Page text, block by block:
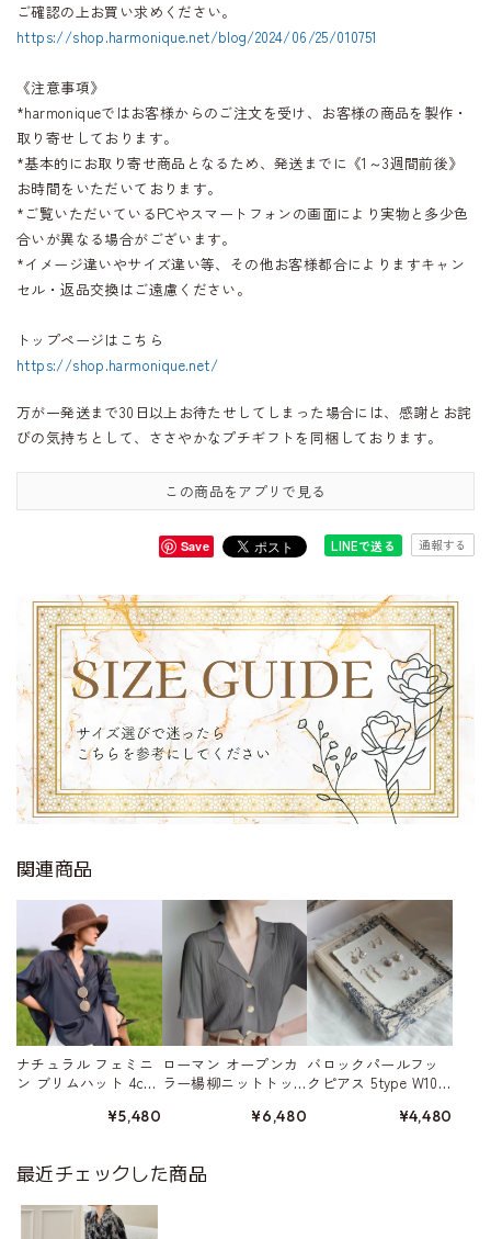
ご確認の上お買い求めください。
https://shop.harmonique.net/blog/2024/06/25/010751
《注意事項》
*harmoniqueではお客様からのご注文を受け、お客様の商品を製作・
取り寄せしております。
*基本的にお取り寄せ商品となるため、発送までに《1～3週間前後》
お時間をいただいております。
*ご覧いただいているPCやスマートフォンの画面により実物と多少色
合いが異なる場合がございます。
*イメージ違いやサイズ違い等、その他お客様都合によりますキャン
セル・返品交換はご遠慮ください。
トップページはこちら
https://shop.harmonique.net/
万が一発送まで30日以上お待たせしてしまった場合には、感謝とお詫
びの気持ちとして、ささやかなプチギフトを同梱しております。
この商品をアプリで見る
Save LINEで送る 通報する
関連商品
ナチュラル フェミニ
ン ブリムハット 4col
¥5,480
ローマン オープンカ
ラー楊柳ニットトッ
¥6,480
バロックパールフッ
クピアス 5type W1032
¥4,480
最近チェックした商品